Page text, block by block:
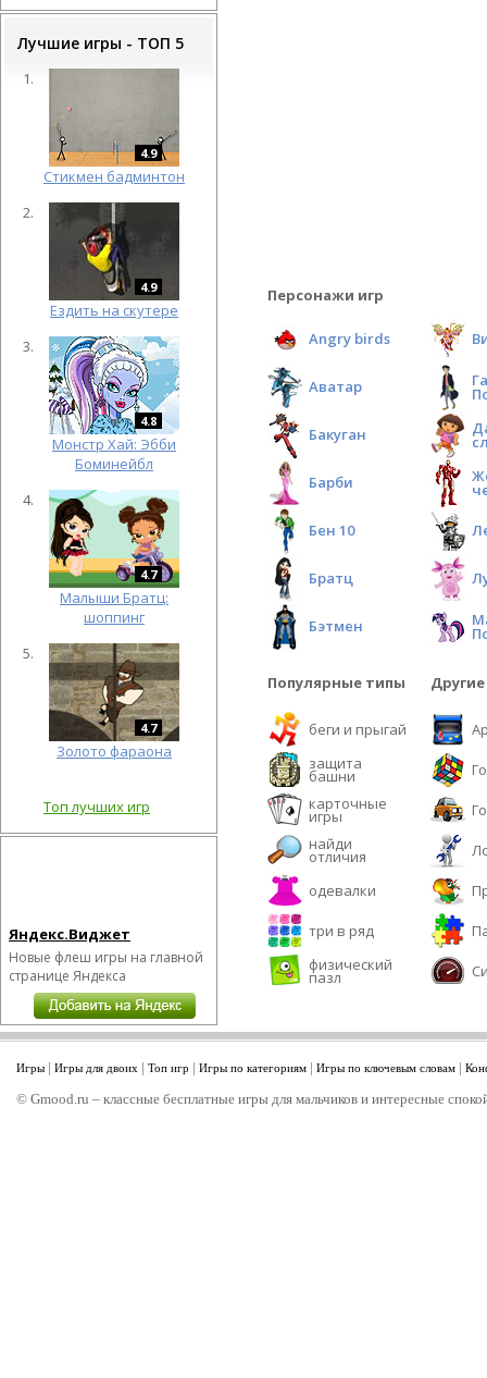
Лучшие игры - ТОП 5
4.9
Cтикмен бадминтон
4.9
Ездить на скутере
4.8
Монстр Хай: Эбби
Боминейбл
4.7
Малыши Братц:
шоппинг
4.7
Золото фараона
Топ лучших игр
Яндекс.Виджет
Новые флеш игры на главной
странице Яндекса
Персонажи игр
Angry birds
Аватар
Бакуган
Барби
Бен 10
Братц
Бэтмен
Популярные типы
беги и прыгай
защита
башни
карточные
игры
найди
отличия
одевалки
три в ряд
физический
пазл
Игры | Игры для двоих | Топ игр | Игры по категориям | Игры по ключевым словам |
© Gmood.ru – классные бесплатные игры для мальчиков и интересные